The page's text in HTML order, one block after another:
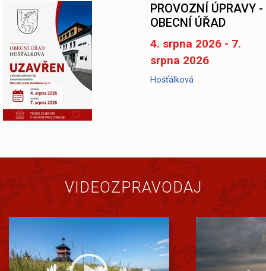
PROVOZNÍ ÚPRAVY -
OBECNÍ ÚŘAD
4. srpna 2026 - 7.
srpna 2026
Hošťálková
VIDEOZPRAVODAJ